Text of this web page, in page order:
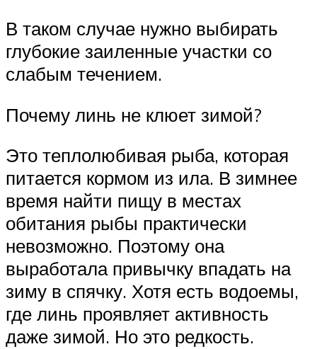
В таком случае нужно выбирать
глубокие заиленные участки со
слабым течением.
Почему линь не клюет зимой?
Это теплолюбивая рыба, которая
питается кормом из ила. В зимнее
время найти пищу в местах
обитания рыбы практически
невозможно. Поэтому она
выработала привычку впадать на
зиму в спячку. Хотя есть водоемы,
где линь проявляет активность
даже зимой. Но это редкость.